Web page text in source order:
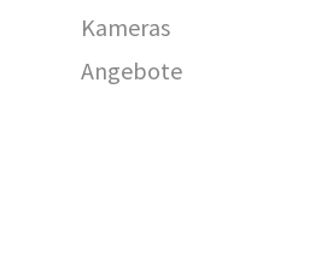
Kameras
Angebote